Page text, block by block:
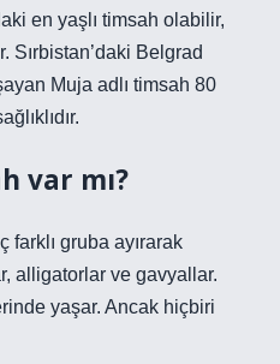
en yaşlı timsah olabilir,
Sırbistan’daki Belgrad
Muja adlı timsah 80
var mı?
farklı gruba ayırarak
alligatorlar ve gavyallar.
yaşar. Ancak hiçbiri